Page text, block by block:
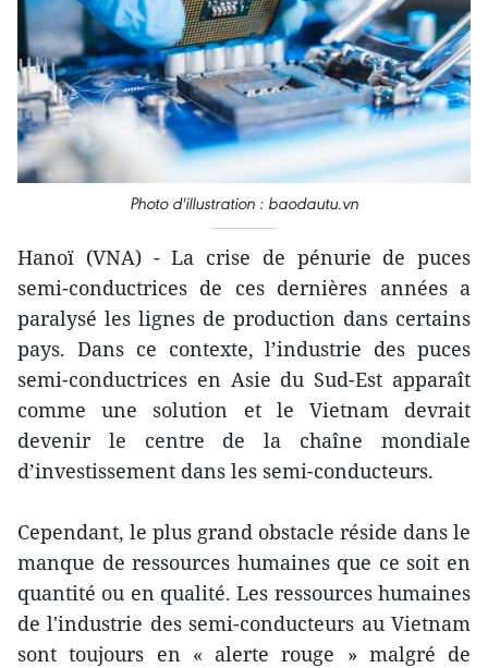
Photo d'illustration : baodautu.vn
Hanoï (VNA) - La crise de pénurie de puces
semi-conductrices de ces dernières années a
paralysé les lignes de production dans certains
pays. Dans ce contexte, l’industrie des puces
semi-conductrices en Asie du Sud-Est apparaît
comme une solution et le Vietnam devrait
devenir le centre de la chaîne mondiale
d’investissement dans les semi-conducteurs.
Cependant, le plus grand obstacle réside dans le
manque de ressources humaines que ce soit en
quantité ou en qualité. Les ressources humaines
de l'industrie des semi-conducteurs au Vietnam
sont toujours en « alerte rouge » malgré de